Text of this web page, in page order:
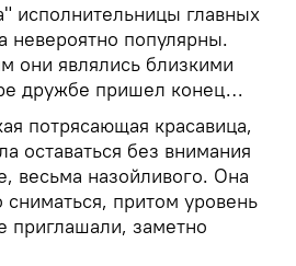
исполнительницы главных
невероятно популярны.
они являлись близкими
дружбе пришел конец…
потрясающая красавица,
оставаться без внимания
весьма назойливого. Она
притом уровень
приглашали, заметно